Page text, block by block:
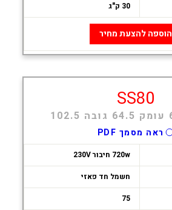
30 ק"ג
הוספה להצעת מחיר
SS80
ראה מסמך PDF
720w חיבור 230V
חשמל חד פאזי
75